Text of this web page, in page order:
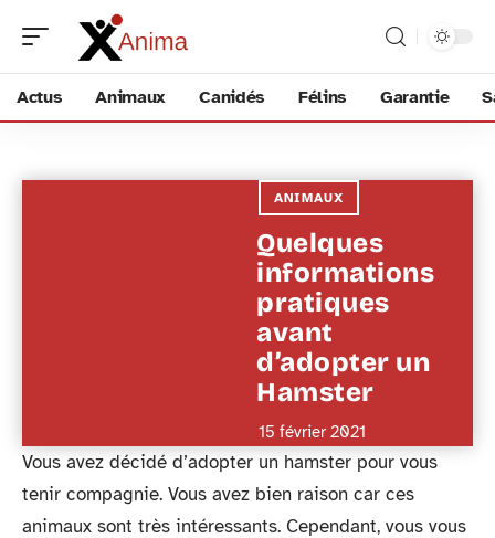
Actus Animaux Canidés Félins Garantie
ANIMAUX
Quelques
informations
pratiques
avant
d’adopter un
Hamster
15 février 2021
Vous avez décidé d’adopter un hamster pour vous
tenir compagnie. Vous avez bien raison car ces
animaux sont très intéressants. Cependant, vous vous